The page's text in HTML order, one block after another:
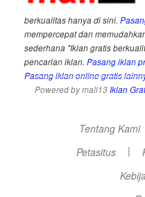
berkualitas hanya di sini.
mempercepat dan
sederhana "Iklan gratis
pencarian iklan. Pasang iklan
Pasang iklan online gratis
Powered by mall13Iklan
Tentang Kami
Petasitus
|